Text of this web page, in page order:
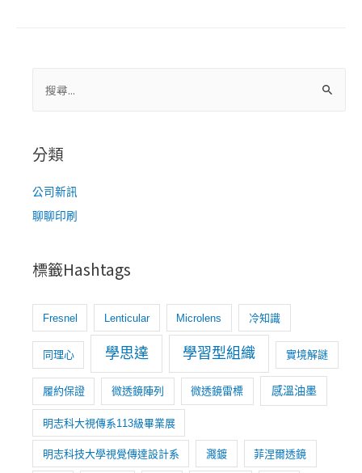
字
:
分類
公司新訊
聊聊印刷
標籤Hashtags
Fresnel Lenticular Microlens 冷知識
同理心 學思達 學習型組織 實境解謎
履約保證 微透鏡陣列 微透鏡雷標 感溫油墨
明志科大視傳系113級畢業展
明志科技大學視覺傳達設計系 濺鍍 菲涅爾透鏡